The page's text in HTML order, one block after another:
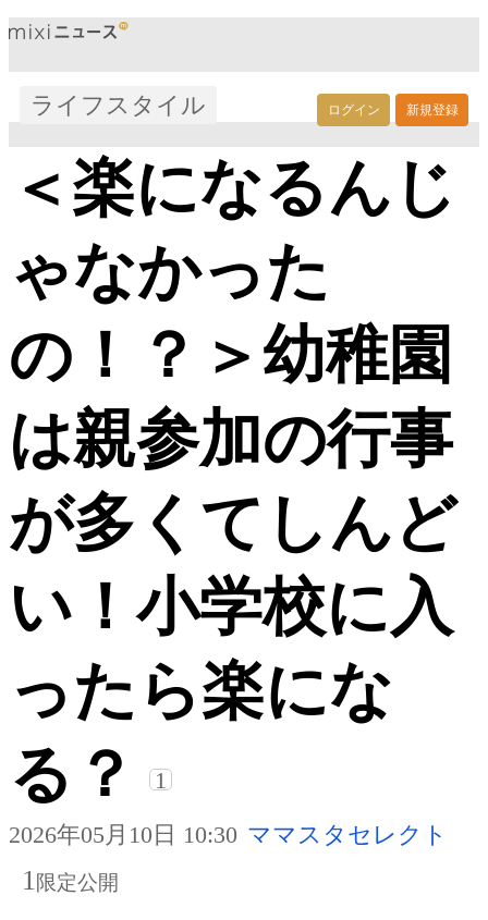
ログイン 新規登録
ライフスタイル
＜楽になるんじ
ゃなかった
の！？＞幼稚園
は親参加の行事
が多くてしんど
い！小学校に入
ったら楽にな
る？
1
2026年05月10日 10:30 ママスタセレクト
1 限定公開